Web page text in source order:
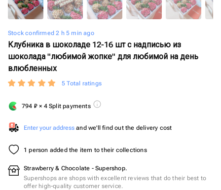
Stock confirmed 2 h 5 min ago
Клубника в шоколаде 12-16 шт с надписью из
шоколада "любимой жопке" для любимой на день
влюбленных
5 Total ratings
794 ₽ × 4 Split payments
Enter your address and we'll find out the delivery cost
1 person added the item to their collections
Strawberry & Chocolate - Supershop.
Supershops are shops with excellent reviews that do their best to
offer high-quality customer service.